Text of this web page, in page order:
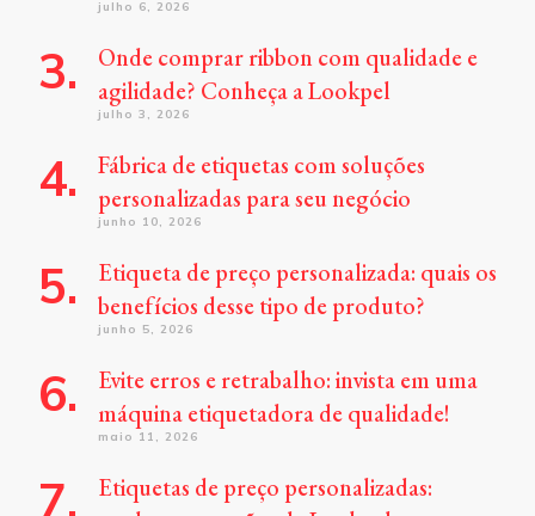
julho 6, 2026
Onde comprar ribbon com qualidade e
agilidade? Conheça a Lookpel
julho 3, 2026
Fábrica de etiquetas com soluções
personalizadas para seu negócio
junho 10, 2026
Etiqueta de preço personalizada: quais os
benefícios desse tipo de produto?
junho 5, 2026
Evite erros e retrabalho: invista em uma
máquina etiquetadora de qualidade!
maio 11, 2026
Etiquetas de preço personalizadas: